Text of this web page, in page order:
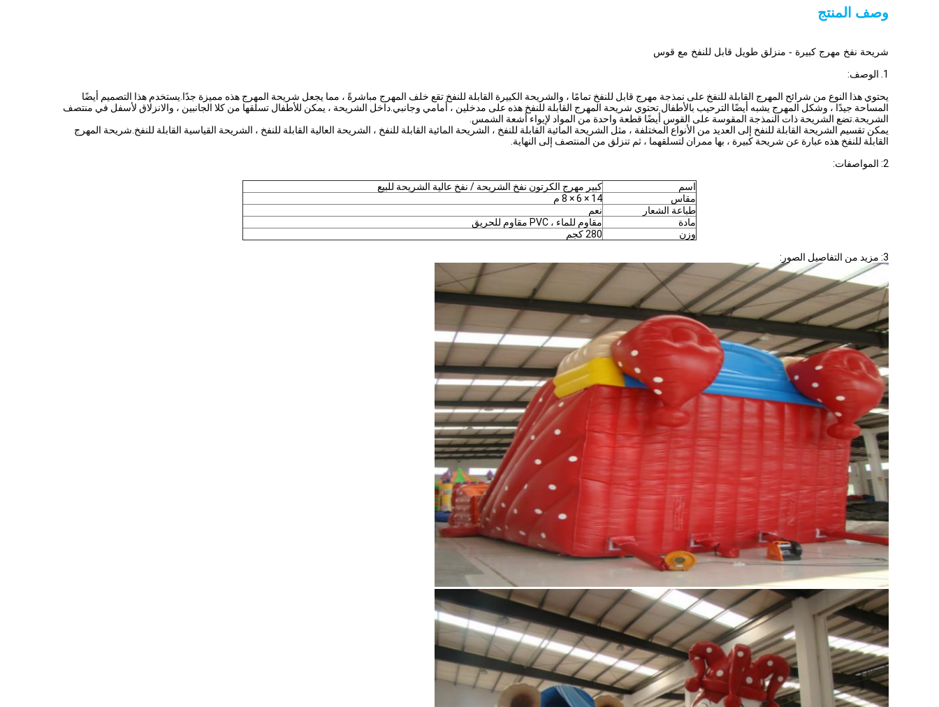
وصف المنتج
شريحة نفخ مهرج كبيرة - منزلق طويل قابل للنفخ مع قوس
1. الوصف:
يحتوي هذا النوع من شرائح المهرج القابلة للنفخ على نمذجة مهرج قابل للنفخ تمامًا ، والشريحة الكبيرة القابلة للنفخ تقع خلف المهرج مباشرةً ، مما يجعل شريحة المهرج هذه مميزة جدًا.يستخدم هذا التصميم أيضًا
المساحة جيدًا ، وشكل المهرج يشبه أيضًا الترحيب بالأطفال.تحتوي شريحة المهرج القابلة للنفخ هذه على مدخلين ، أمامي وجانبي.داخل الشريحة ، يمكن للأطفال تسلقها من كلا الجانبين ، والانزلاق لأسفل في منتصف
الشريحة.تضع الشريحة ذات النمذجة المقوسة على القوس أيضًا قطعة واحدة من المواد لإيواء أشعة الشمس.
يمكن تقسيم الشريحة القابلة للنفخ إلى العديد من الأنواع المختلفة ، مثل الشريحة المائية القابلة للنفخ ، الشريحة المائية القابلة للنفخ ، الشريحة العالية القابلة للنفخ ، الشريحة القياسية القابلة للنفخ.شريحة المهرج
القابلة للنفخ هذه عبارة عن شريحة كبيرة ، بها ممران لتسلقهما ، ثم تنزلق من المنتصف إلى النهاية.
2: المواصفات:
اسم
كبير مهرج الكرتون نفخ الشريحة / نفخ عالية الشريحة للبيع
مقاس
14 × 6 × 8 م
طباعة الشعار
نعم
مادة
مقاوم للماء ، PVC مقاوم للحريق
وزن
280 كجم
3: مزيد من التفاصيل الصور: